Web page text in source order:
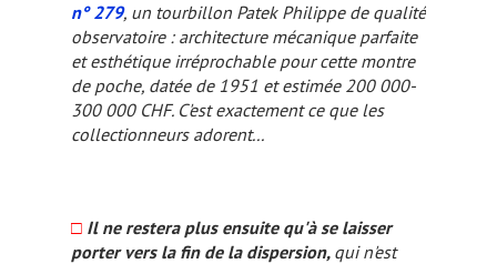
n° 279, un tourbillon Patek Philippe de qualité
observatoire : architecture mécanique parfaite
et esthétique irréprochable pour cette montre
de poche, datée de 1951 et estimée 200 000-
300 000 CHF. C'est exactement ce que les
collectionneurs adorent...
□ Il ne restera plus ensuite qu'à se laisser
porter vers la fin de la dispersion, qui n'est